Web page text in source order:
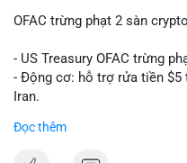
OFAC trừng phạt 2 sàn
- US Treasury OFAC trừng
- Động cơ: hỗ trợ rửa tiền
Iran.
- Tác động: rủi ro cho thị
Đọc thêm